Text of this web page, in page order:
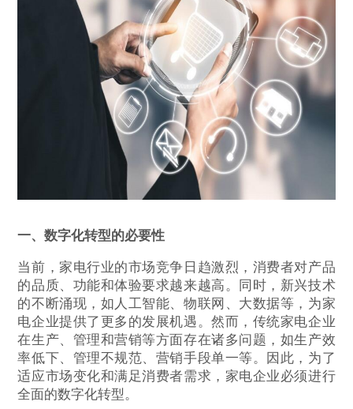
一、数字化转型的必要性
当前，家电行业的市场竞争日趋激烈，消费者对产品
的品质、功能和体验要求越来越高。同时，新兴技术
的不断涌现，如人工智能、物联网、大数据等，为家
电企业提供了更多的发展机遇。然而，传统家电企业
在生产、管理和营销等方面存在诸多问题，如生产效
率低下、管理不规范、营销手段单一等。因此，为了
适应市场变化和满足消费者需求，家电企业必须进行
全面的数字化转型。